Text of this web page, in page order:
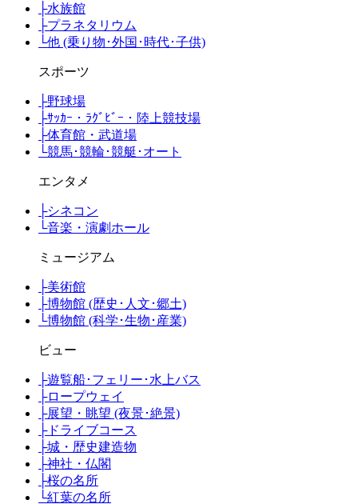
├水族館
├プラネタリウム
└他 (乗り物･外国･時代･子供)
スポーツ
├野球場
├ｻｯｶｰ・ﾗｸﾞﾋﾞｰ・陸上競技場
├体育館・武道場
└競馬･競輪･競艇･オート
エンタメ
├シネコン
└音楽・演劇ホール
ミュージアム
├美術館
├博物館 (歴史･人文･郷土)
└博物館 (科学･生物･産業)
ビュー
├遊覧船･フェリー･水上バス
├ロープウェイ
├展望・眺望 (夜景･絶景)
├ドライブコース
├城・歴史建造物
├神社・仏閣
├桜の名所
└紅葉の名所